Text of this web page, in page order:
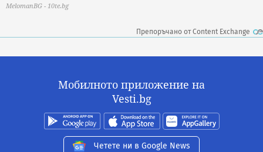
MelomanBG - 10te.bg
Препоръчано от Content Exchange
Мобилното приложение на
Vesti.bg
Четете ни в Google News